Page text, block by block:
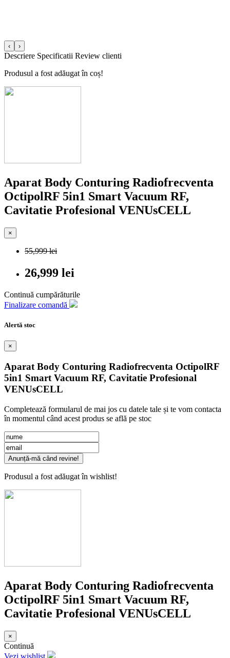
‹ ›
Descriere Specificatii Review clienti
Produsul a fost adăugat în coș!
Aparat Body Conturing Radiofrecventa
OctipolRF 5in1 Smart Vacuum RF,
Cavitatie Profesional VENUsCELL
×
55,999 lei
26,999 lei
Continuă cumpărăturile
Finalizare comandă
Alertă stoc
×
Aparat Body Conturing Radiofrecventa OctipolRF
5in1 Smart Vacuum RF, Cavitatie Profesional
VENUsCELL
Completează formularul de mai jos cu datele tale și te vom contacta
în momentul când acest produs se află pe stoc
Anunță-mă când revine!
Produsul a fost adăugat în wishlist!
Aparat Body Conturing Radiofrecventa
OctipolRF 5in1 Smart Vacuum RF,
Cavitatie Profesional VENUsCELL
×
Continuă
Vezi wishlist